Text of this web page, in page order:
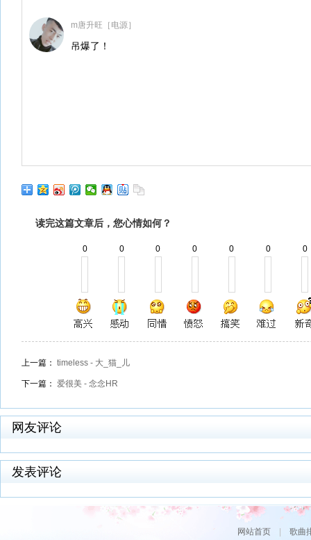
m唐升旺［电源］
吊爆了！
读完这篇文章后，您心情如何？
0 0 0 0 0 0 0
上一篇： timeless - 大_猫_儿
下一篇： 爱很美 - 念念HR
网友评论
发表评论
网站首页| 歌曲